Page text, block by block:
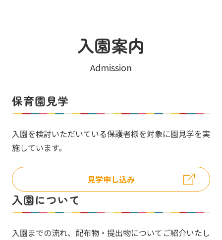
入園案内
Admission
保育園見学
入園を検討いただいている保護者様を対象に園見学を実
施しています。
見学申し込み
入園について
入園までの流れ、配布物・提出物についてご紹介いたし